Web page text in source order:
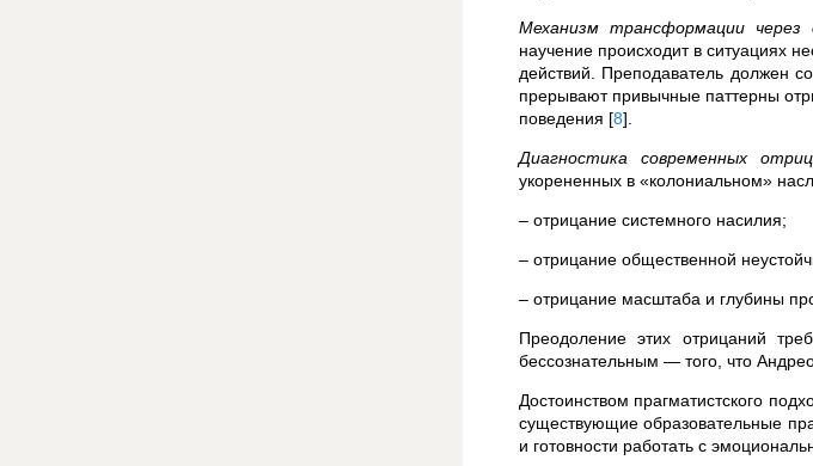
Механизм трансформации через
научение происходит в ситуациях
действий. Преподаватель должен
прерывают привычные паттерны
поведения [8]
Диагностика современных
укорененных в «колониальном»
– отрицание системного насилия;
– отрицание общественной
– отрицание масштаба и глубины
Преодоление этих отрицаний
бессознательным — того, что
Достоинством прагматистского
существующие образовательные
и готовности работать с